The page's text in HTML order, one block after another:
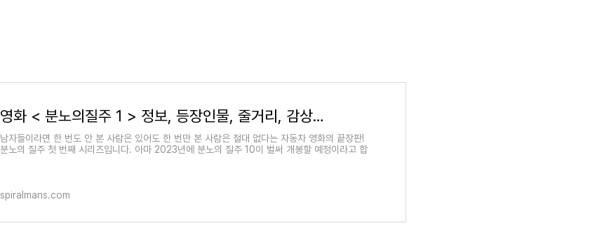
영화 < 분노의질주 1 > 정보, 등장인물, 줄거리, 감상평 및 후기
남자들이라면 한 번도 안 본 사람은 있어도 한 번만 본 사람은 절대 없다는 자동차 영화의 끝장판!
분노의 질주 첫 번째 시리즈입니다. 아마 2023년에 분노의 질주 10이 벌써 개봉할 예정이라고 합
spiralmans.com